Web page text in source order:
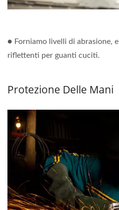
● Forniamo livelli di abrasione,
riflettenti per guanti cuciti.
Protezione Delle Mani